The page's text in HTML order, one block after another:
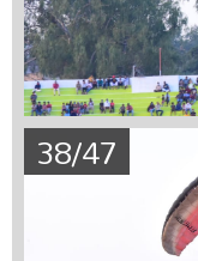
38/47